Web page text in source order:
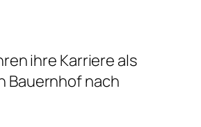
ihre Karriere als
Bauernhof nach